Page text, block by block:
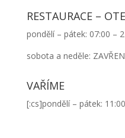
RESTAURACE –
pondělí – pátek: 07:00 –
sobota a neděle:
VAŘÍME
[:cs]pondělí – pátek: